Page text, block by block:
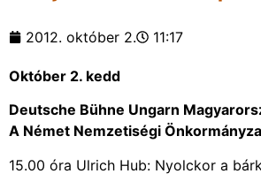
2012. október 2. 11:17
Október 2. kedd
Deutsche Bühne Ungarn
A Német Nemzetiségi
15.00 óra Ulrich Hub: Nyolckor a